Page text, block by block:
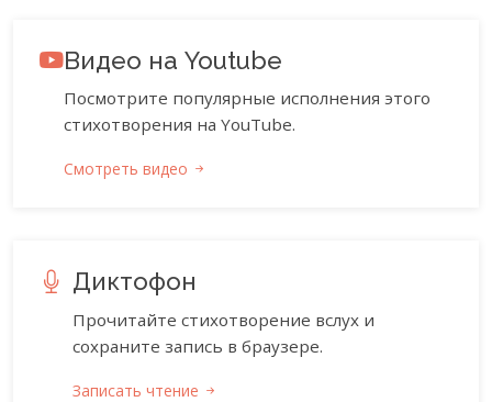
Видео на Youtube
Посмотрите популярные исполнения этого
стихотворения на YouTube.
Смотреть видео
Диктофон
Прочитайте стихотворение вслух и
сохраните запись в браузере.
Записать чтение